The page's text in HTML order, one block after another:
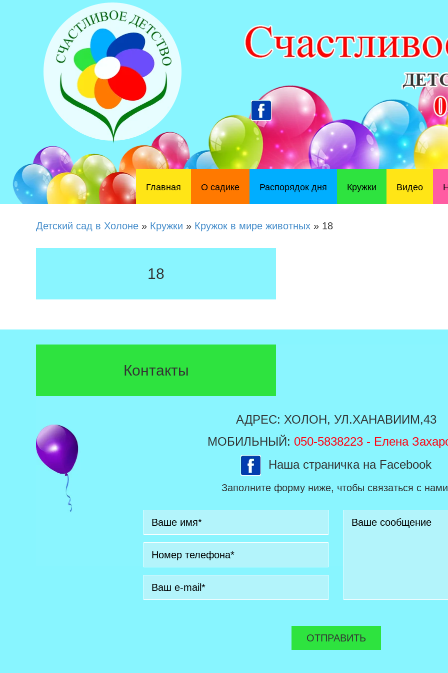
Главная О садике Распорядок дня Кружки Видео
Детский сад в Холоне » Кружки » Кружок в мире животных » 18
18
Контакты
АДРЕС: ХОЛОН, УЛ.ХАНАВИИМ,43
МОБИЛЬНЫЙ: 050-5838223 - Елена
Наша страничка на Facebook
Заполните форму ниже, чтобы связаться с